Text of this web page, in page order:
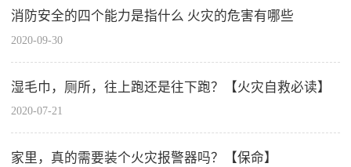
消防安全的四个能力是指什么 火灾的危害有哪些
2020-09-30
湿毛巾，厕所，往上跑还是往下跑？【火灾自救必读】
2020-07-21
家里，真的需要装个火灾报警器吗？【保命】